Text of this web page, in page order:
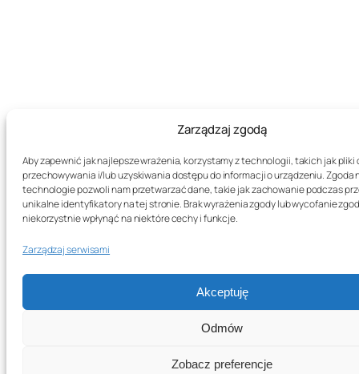
Zarządzaj zgodą
Aby zapewnić jak najlepsze wrażenia, korzystamy z technologii, takich jak pliki
przechowywania i/lub uzyskiwania dostępu do informacji o urządzeniu. Zgoda
technologie pozwoli nam przetwarzać dane, takie jak zachowanie podczas
unikalne identyfikatory na tej stronie. Brak wyrażenia zgody lub wycofanie
niekorzystnie wpłynąć na niektóre cechy i funkcje.
Zarządzaj serwisami
Akceptuję
Odmów
Zobacz preferencje